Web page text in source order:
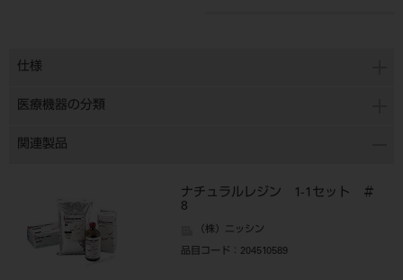
仕様
医療機器の分類
関連製品
ナチュラルレジン 1-1セット ＃
8
（株）ニッシン
品目コード ：204510589